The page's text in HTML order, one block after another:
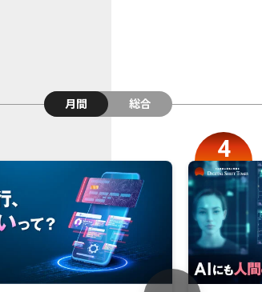
月間
総合